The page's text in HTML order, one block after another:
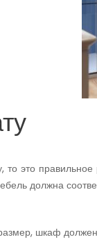
это
должна
шкаф